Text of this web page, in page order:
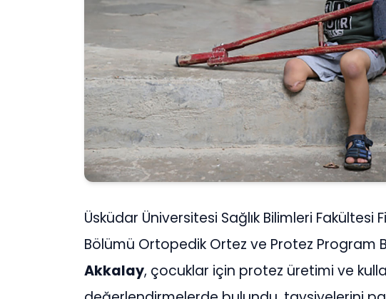
Üsküdar Üniversitesi Sağlık Bilimleri
Bölümü Ortopedik Ortez ve Protez Program
Akkalay, çocuklar için protez üretimi ve